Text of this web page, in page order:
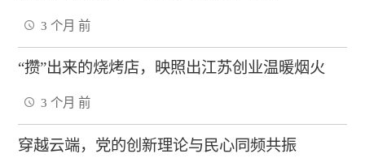
3 个月 前
“攒”出来的烧烤店，映照出江苏创业温暖烟火
3 个月 前
穿越云端，党的创新理论与民心同频共振